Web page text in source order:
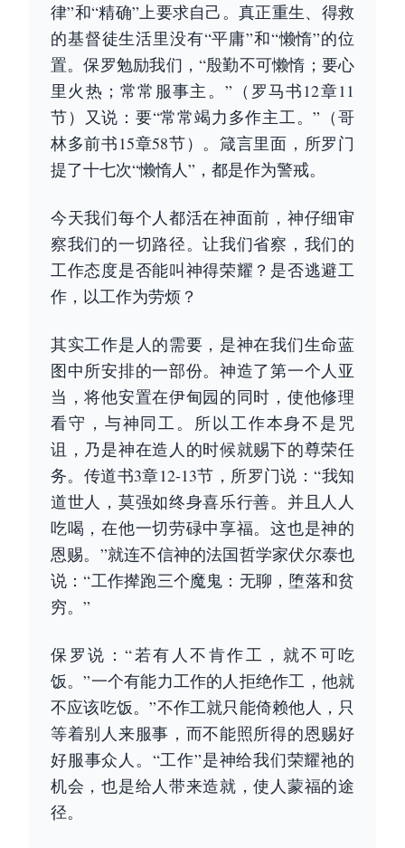
律”和“精确”上要求自己。真正重生、得救
的基督徒生活里没有“平庸”和“懒惰”的位
置。保罗勉励我们，“殷勤不可懒惰；要心
里火热；常常服事主。”（罗马书12章11
节）又说：要“常常竭力多作主工。”（哥
林多前书15章58节）。箴言里面，所罗门
提了十七次“懒惰人”，都是作为警戒。
今天我们每个人都活在神面前，神仔细审
察我们的一切路径。让我们省察，我们的
工作态度是否能叫神得荣耀？是否逃避工
作，以工作为劳烦？
其实工作是人的需要，是神在我们生命蓝
图中所安排的一部份。神造了第一个人亚
当，将他安置在伊甸园的同时，使他修理
看守，与神同工。所以工作本身不是咒
诅，乃是神在造人的时候就赐下的尊荣任
务。传道书3章12-13节，所罗门说：“我知
道世人，莫强如终身喜乐行善。并且人人
吃喝，在他一切劳碌中享福。这也是神的
恩赐。”就连不信神的法国哲学家伏尔泰也
说：“工作撵跑三个魔鬼：无聊，堕落和贫
穷。”
保罗说：“若有人不肯作工，就不可吃
饭。”一个有能力工作的人拒绝作工，他就
不应该吃饭。”不作工就只能倚赖他人，只
等着别人来服事，而不能照所得的恩赐好
好服事众人。“工作”是神给我们荣耀祂的
机会，也是给人带来造就，使人蒙福的途
径。